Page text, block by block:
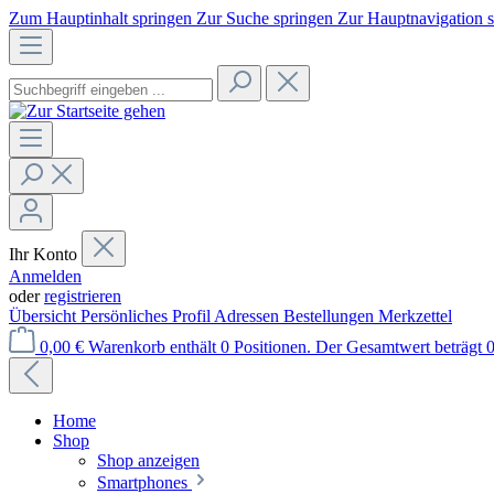
Zum Hauptinhalt springen Zur Suche springen Zur Hauptnavigation
Ihr Konto
Anmelden
oderregistrieren
Übersicht Persönliches Profil Adressen Bestellungen Merkzettel
0,00 € Warenkorb enthält 0 Positionen. Der Gesamtwert beträgt
Home
Shop
Shop anzeigen
Smartphones